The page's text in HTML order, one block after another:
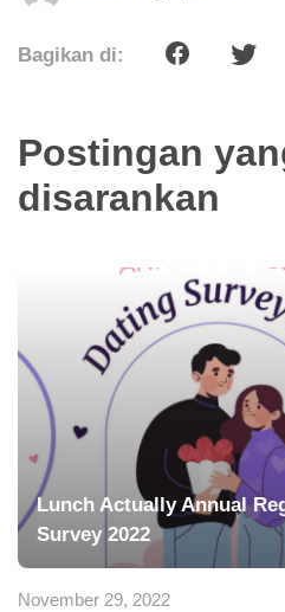
Bagikan di:
Postingan
disarankan
Lunch Actually Annual
Survey 2022
November 29, 2022